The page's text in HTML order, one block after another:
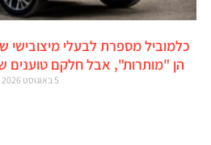
כלמוביל מספרת לבעלי
הן "מותרות", אבל חלקם טוענים
5 באוגוסט 2026